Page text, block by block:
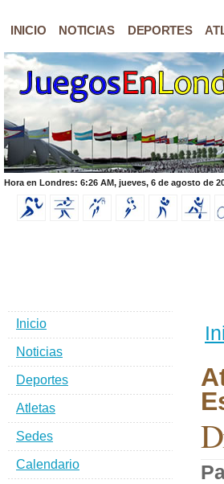
INICIO NOTICIAS DEPORTES
Hora en Londres: 6:26 AM, jueves, 6 de agosto de
Inicio
Noticias
Deportes
Atletas
Sedes
Calendario